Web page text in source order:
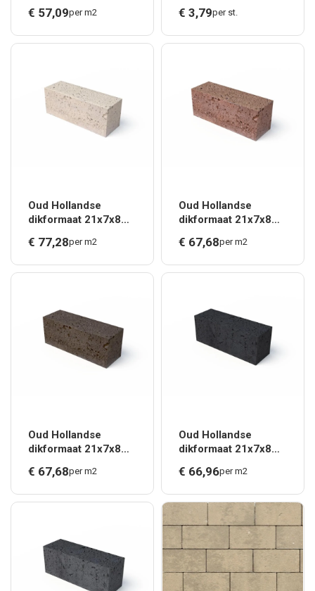
€ 57,09per m2 € 3,79per st.
Oud Hollandse
dikformaat 21x7x8
€ 77,28per m2
Oud Hollandse
dikformaat 21x7x8
€ 67,68per m2
Oud Hollandse
dikformaat 21x7x8
€ 67,68per m2
Oud Hollandse
dikformaat 21x7x8
€ 66,96per m2